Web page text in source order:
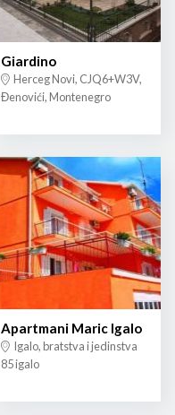
Giardino
Herceg Novi, CJQ6+W3V,
Đenovići, Montenegro
Apartmani Maric Igalo
Igalo, bratstva i jedinstva
85 igalo